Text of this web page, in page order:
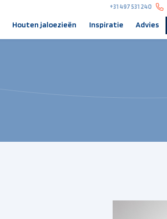
+31 497 531 240
Houten jaloezieën Inspiratie Advies